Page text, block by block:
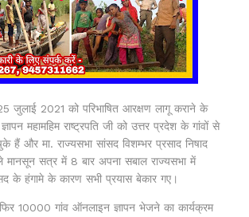
2021 को परिभाषित आरक्षण लागू कराने के
महामहिम राष्ट्रपति जी को उत्तर प्रदेश के गांवों से
और मा. राज्यसभा सांसद विशम्भर प्रसाद निषाद
मानसून सत्र में 8 बार अपना सबाल राज्यसभा में
के हंगामे के कारण सभी प्रयास बेकार गए।
10000 गांव ऑनलाइन ज्ञापन भेजने का कार्यक्रम